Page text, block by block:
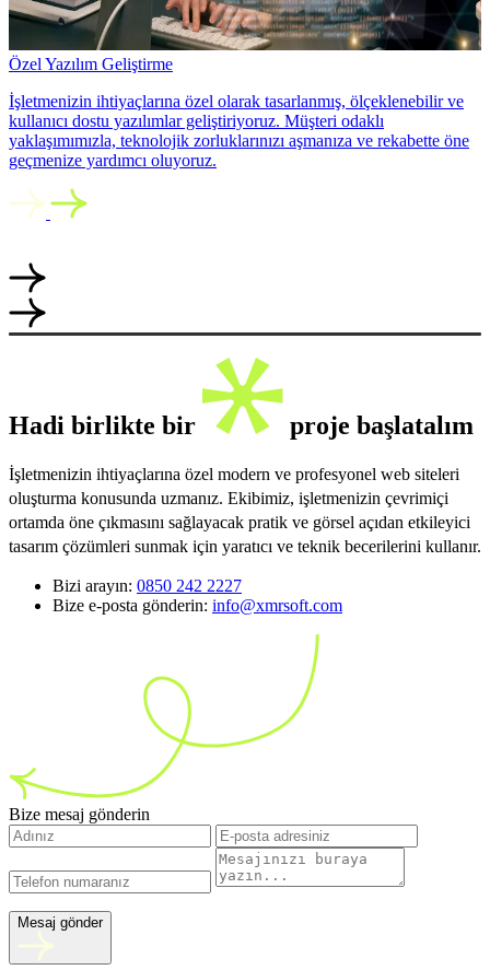
Özel Yazılım Geliştirme
İşletmenizin ihtiyaçlarına özel olarak tasarlanmış, ölçeklenebilir ve
kullanıcı dostu yazılımlar geliştiriyoruz. Müşteri odaklı
yaklaşımımızla, teknolojik zorluklarınızı aşmanıza ve rekabette öne
geçmenize yardımcı oluyoruz.
Hadi birlikte bir proje başlatalım
İşletmenizin ihtiyaçlarına özel modern ve profesyonel web siteleri
oluşturma konusunda uzmanız. Ekibimiz, işletmenizin çevrimiçi
ortamda öne çıkmasını sağlayacak pratik ve görsel açıdan etkileyici
tasarım çözümleri sunmak için yaratıcı ve teknik becerilerini kullanır.
Bizi arayın: 0850 242 2227
Bize e-posta gönderin: info@xmrsoft.com
Bize mesaj gönderin
Mesaj gönder